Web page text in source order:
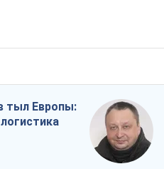
тыл Европы: